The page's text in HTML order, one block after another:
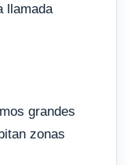
llamada
grandes
zonas